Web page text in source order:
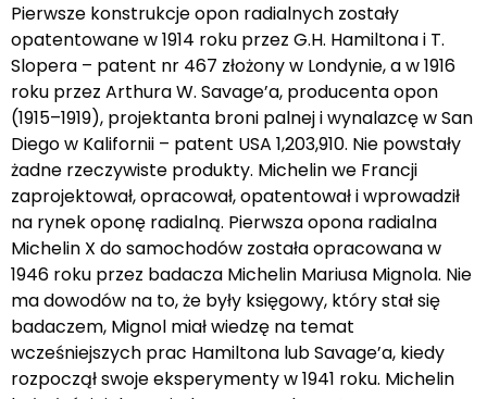
Pierwsze konstrukcje opon radialnych zostały
opatentowane w 1914 roku przez G.H. Hamiltona i T.
Slopera – patent nr 467 złożony w Londynie, a w 1916
roku przez Arthura W. Savage’a, producenta opon
(1915–1919), projektanta broni palnej i wynalazcę w San
Diego w Kalifornii – patent USA 1,203,910. Nie powstały
żadne rzeczywiste produkty. Michelin we Francji
zaprojektował, opracował, opatentował i wprowadził
na rynek oponę radialną. Pierwsza opona radialna
Michelin X do samochodów została opracowana w
1946 roku przez badacza Michelin Mariusa Mignola. Nie
ma dowodów na to, że były księgowy, który stał się
badaczem, Mignol miał wiedzę na temat
wcześniejszych prac Hamiltona lub Savage’a, kiedy
rozpoczął swoje eksperymenty w 1941 roku. Michelin